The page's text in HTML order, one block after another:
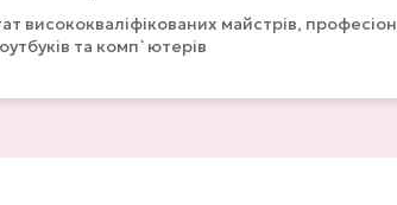
висококваліфікованих майстрів,
та комп`ютерів